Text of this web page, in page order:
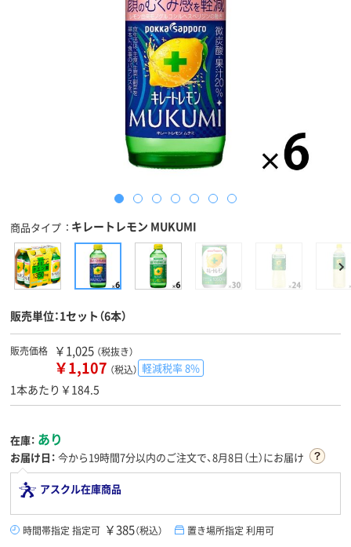
商品タイプ キレートレモン MUKUMI
販売単位：1セット（6本）
販売価格 ￥1,025 （税抜き）
￥1,107 （税込） 軽減税率 8%
1本あたり￥184.5
在庫： あり
お届け日： 今から19時間7分以内のご注文で、8月8日（土）にお届け
アスクル在庫商品
時間帯指定 指定可 ￥385（税込） 置き場所指定 利用可